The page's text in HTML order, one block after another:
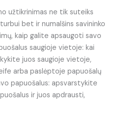
užtikrinimas ne tik suteiks
bet ir numalšins savininko
kaip galite apsaugoti savo
saugioje vietoje: kai
juos saugioje vietoje,
arba paslėptoje papuošalų
papuošalus: apsvarstykite
ir juos apdrausti,